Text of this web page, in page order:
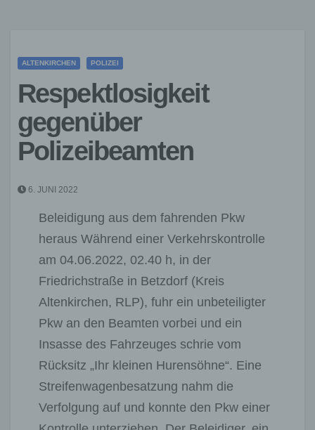
ALTENKIRCHEN POLIZEI
Respektlosigkeit
gegenüber
Polizeibeamten
6. JUNI 2022
Beleidigung aus dem fahrenden Pkw
heraus Während einer Verkehrskontrolle
am 04.06.2022, 02.40 h, in der
Friedrichstraße in Betzdorf (Kreis
Altenkirchen, RLP), fuhr ein unbeteiligter
Pkw an den Beamten vorbei und ein
Insasse des Fahrzeuges schrie vom
Rücksitz „Ihr kleinen Hurensöhne“. Eine
Streifenwagenbesatzung nahm die
Verfolgung auf und konnte den Pkw einer